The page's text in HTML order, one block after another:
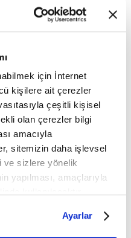
için İnternet
kişilere ait çerezler
çeşitli kişisel
olan çerezler bilgi
amacıyla
sitemizin daha işlevsel
ve sizlere yönelik
yapılması, amaçlarıyla
detaylı bilgi için
Bilgilendirme
Ayarlar
planlayarak